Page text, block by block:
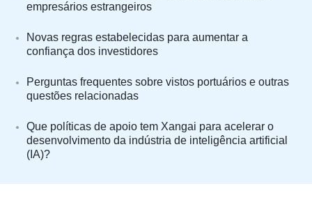
empresários estrangeiros
Novas regras estabelecidas para aumentar a
confiança dos investidores
Perguntas frequentes sobre vistos portuários e outras
questões relacionadas
Que políticas de apoio tem Xangai para acelerar o
desenvolvimento da indústria de inteligência artificial
(IA)?